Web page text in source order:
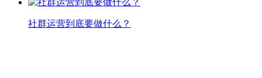
社群运营到底要做什么？